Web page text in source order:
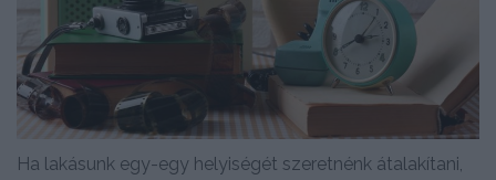
Ha lakásunk egy-egy helyiségét szeretnénk átalakítani,